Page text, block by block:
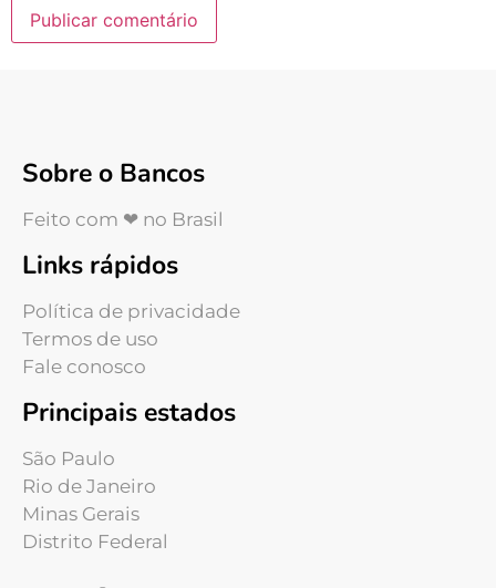
Sobre o Bancos
Feito com ❤ no Brasil
Links rápidos
Política de privacidade
Termos de uso
Fale conosco
Principais estados
São Paulo
Rio de Janeiro
Minas Gerais
Distrito Federal